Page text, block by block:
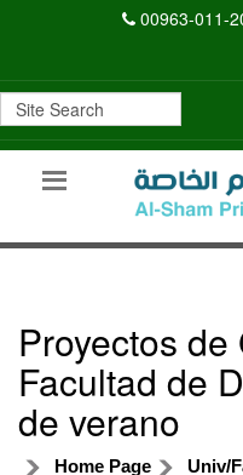
00963-011-
Proyectos
Facultad de
de verano
Home Page Univ/